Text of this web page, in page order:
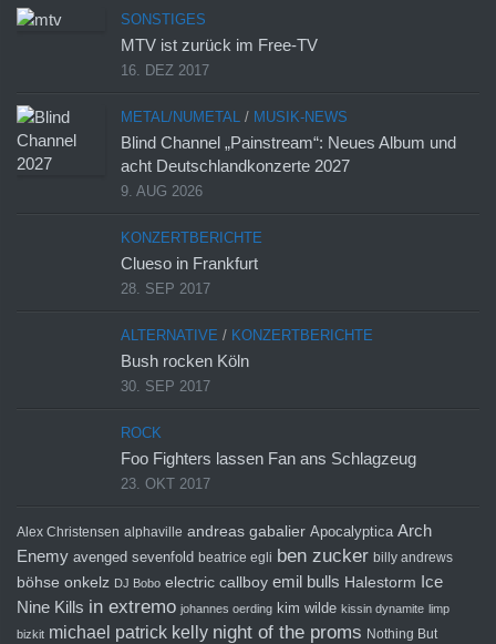
SONSTIGES
MTV ist zurück im Free-TV
16. DEZ 2017
METAL/NUMETAL / MUSIK-NEWS
Blind Channel „Painstream“: Neues Album und
acht Deutschlandkonzerte 2027
9. AUG 2026
KONZERTBERICHTE
Clueso in Frankfurt
28. SEP 2017
ALTERNATIVE / KONZERTBERICHTE
Bush rocken Köln
30. SEP 2017
ROCK
Foo Fighters lassen Fan ans Schlagzeug
23. OKT 2017
Alex Christensen alphaville andreas gabalier Apocalyptica Arch
Enemy avenged sevenfold beatrice egli ben zucker billy andrews
böhse onkelz DJ Bobo electric callboy emil bulls Halestorm Ice
Nine Kills in extremo johannes oerding kim wilde kissin dynamite limp
bizkit michael patrick kelly night of the proms Nothing But